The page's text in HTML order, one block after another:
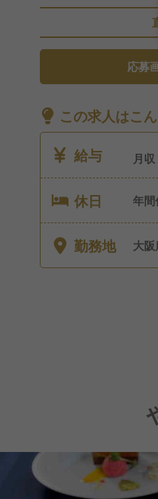
応募
この求人はこ
給与
月収
休日 年
勤務地 大